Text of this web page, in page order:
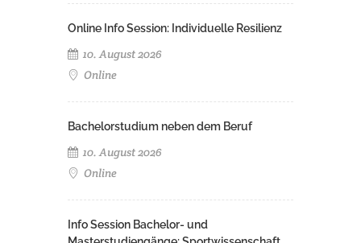
Online Info Session: Individuelle Resilienz
10. August 2026
Online
Bachelorstudium neben dem Beruf
10. August 2026
Online
Info Session Bachelor- und